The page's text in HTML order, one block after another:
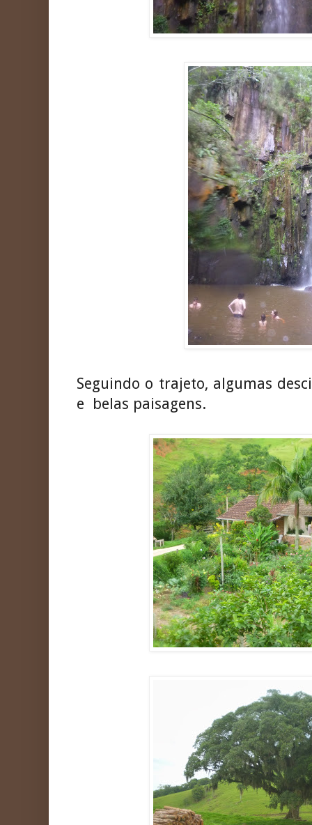
Seguindo o trajeto, algumas
e belas paisagens.